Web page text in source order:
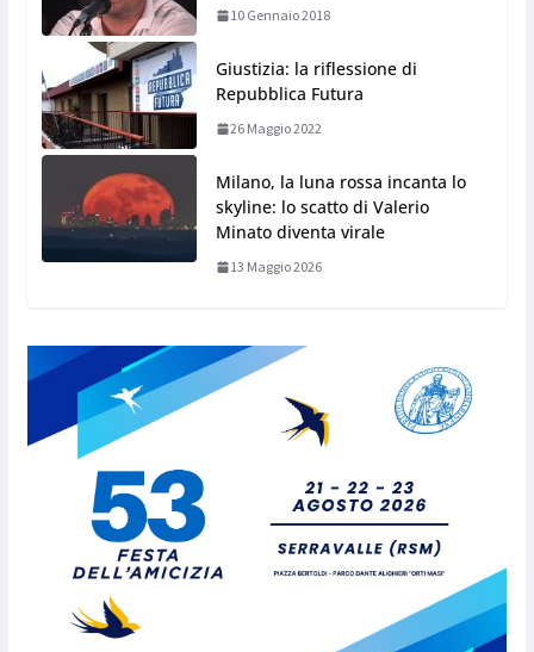
10 Gennaio 2018
Giustizia: la riflessione di
Repubblica Futura
26 Maggio 2022
Milano, la luna rossa incanta lo
skyline: lo scatto di Valerio
Minato diventa virale
13 Maggio 2026